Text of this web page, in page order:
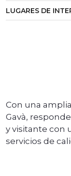
LUGARES DE
Con una
Gavà,
y visitante con
servicios de